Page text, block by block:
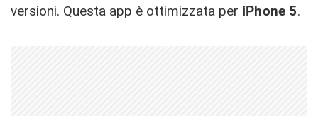
versioni. Questa app è ottimizzata per iPhone 5.